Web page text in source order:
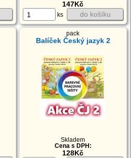
147Kč
ks do košíku
pack
Balíček Český jazyk 2
Skladem
Cena s DPH:
128Kč